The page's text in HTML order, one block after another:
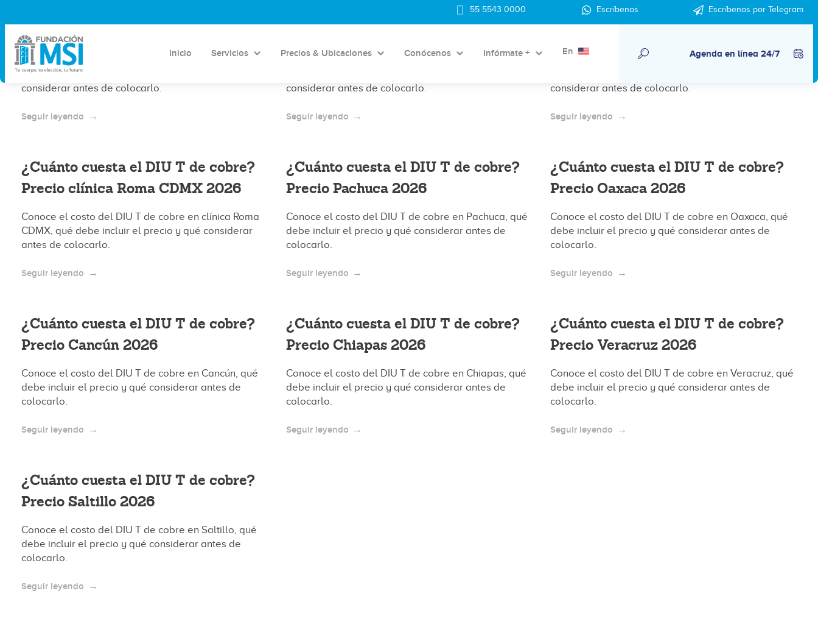
55 5543 0000 Escríbenos Escríbenos por Telegram
Inicio Servicios Precios & Ubicaciones Conócenos Infórmate + En Agenda en línea 24/7
Precio clínica Coyoacán CDMX 2026
Conoce el costo del DIU T de cobre en clínica
Coyoacán CDMX, qué debe incluir el precio y qué
considerar antes de colocarlo.
Seguir leyendo
¿Cuánto cuesta el DIU T de cobre?
Conoce el costo del DIU T de cobre en clínica
considerar antes de colocarlo.
Seguir leyendo
¿Cuánto cuesta el DIU T de cobre?
Conoce el costo del DIU T de cobre en clínica
considerar antes de colocarlo.
Seguir leyendo
¿Cuánto cuesta el DIU T de cobre?
Precio clínica Roma CDMX 2026
Conoce el costo del DIU T de cobre en clínica Roma
CDMX, qué debe incluir el precio y qué considerar
antes de colocarlo.
Seguir leyendo
¿Cuánto cuesta el DIU T de cobre?
Precio Pachuca 2026
Conoce el costo del DIU T de cobre en Pachuca, qué
debe incluir el precio y qué considerar antes de
colocarlo.
Seguir leyendo
¿Cuánto cuesta el DIU T de cobre?
Precio Oaxaca 2026
Conoce el costo del DIU T de cobre en Oaxaca, qué
debe incluir el precio y qué considerar antes de
colocarlo.
Seguir leyendo
¿Cuánto cuesta el DIU T de cobre?
Precio Cancún 2026
Conoce el costo del DIU T de cobre en Cancún, qué
debe incluir el precio y qué considerar antes de
colocarlo.
Seguir leyendo
¿Cuánto cuesta el DIU T de cobre?
Precio Chiapas 2026
Conoce el costo del DIU T de cobre en Chiapas, qué
debe incluir el precio y qué considerar antes de
colocarlo.
Seguir leyendo
¿Cuánto cuesta el DIU T de cobre?
Precio Veracruz 2026
Conoce el costo del DIU T de cobre en Veracruz, qué
debe incluir el precio y qué considerar antes de
colocarlo.
Seguir leyendo
¿Cuánto cuesta el DIU T de cobre?
Precio Saltillo 2026
Conoce el costo del DIU T de cobre en Saltillo, qué
debe incluir el precio y qué considerar antes de
colocarlo.
Seguir leyendo